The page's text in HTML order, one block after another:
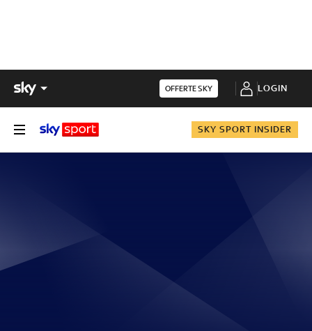
OFFERTE SKY LOGIN
SKY SPORT INSIDER